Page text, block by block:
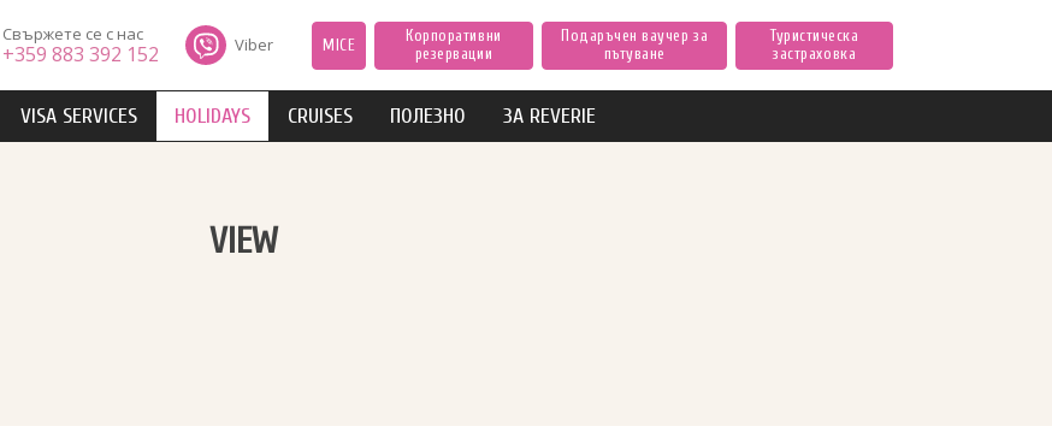
Свържете се с нас
+359 883 392 152 Viber MICE
Корпоративни
резервации
Подаръчен ваучер за
пътуване
Туристическа
застраховка
VISA SERVICES HOLIDAYS CRUISES ПОЛЕЗНО ЗА REVERIE
VIEW